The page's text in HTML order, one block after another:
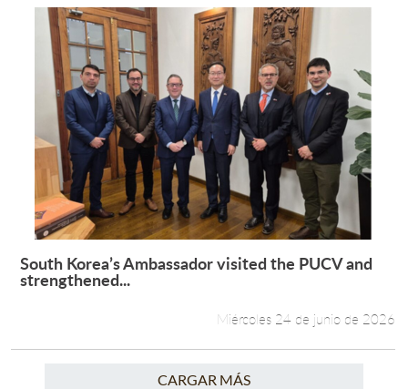
Leer más +
South Korea’s Ambassador visited the PUCV and
strengthened...
Miércoles 24 de junio de 2026
CARGAR MÁS